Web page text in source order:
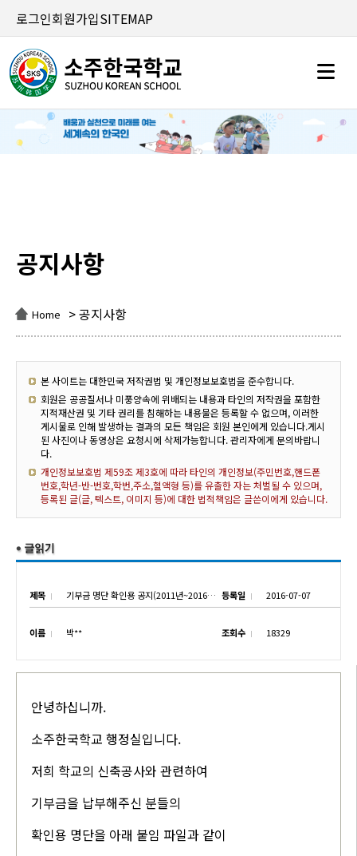
로그인회원가입SITEMAP
공지사항
Home > 공지사항
본 사이트는 대한민국 저작권법 및 개인정보보호법을 준수합니다.
회원은 공공질서나 미풍양속에 위배되는 내용과 타인의 저작권을 포함한
지적재산권 및 기타 권리를 침해하는 내용물은 등록할 수 없으며, 이러한
게시물로 인해 발생하는 결과의 모든 책임은 회원 본인에게 있습니다.게시
된 사진이나 동영상은 요청시에 삭제가능합니다. 관리자에게 문의바랍니
다.
개인정보보호법 제59조 제3호에 따라 타인의 개인정보(주민번호,핸드폰
번호,학년-반-번호,학번,주소,혈액형 등)를 유출한 자는 처벌될 수 있으며,
등록된 글(글, 텍스트, 이미지 등)에 대한 법적책임은 글쓴이에게 있습니다.
제목 기부금 명단 확인용 공지(2011년~2016년7월6일까지) 등록일 2016-07-07
이름 박** 조회수 18329
안녕하십니까.
소주한국학교 행정실입니다.
저희 학교의 신축공사와 관련하여
기부금을 납부해주신 분들의
확인용 명단을 아래 붙임 파일과 같이